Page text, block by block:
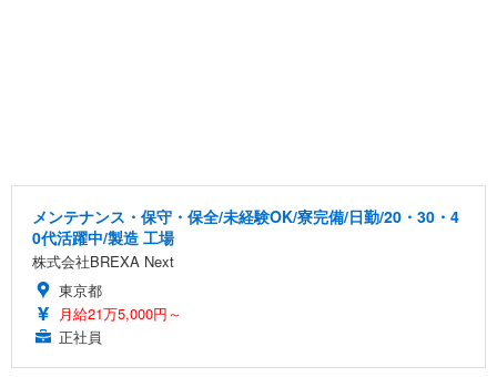
メンテナンス・保守・保全/未経験OK/寮完備/日勤/20・30・4
0代活躍中/製造 工場
株式会社BREXA Next
東京都
月給21万5,000円～
正社員